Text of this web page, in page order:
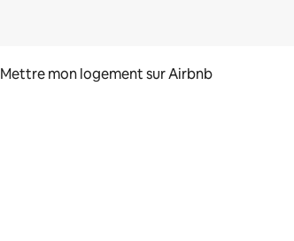
Mettre mon logement sur Airbnb